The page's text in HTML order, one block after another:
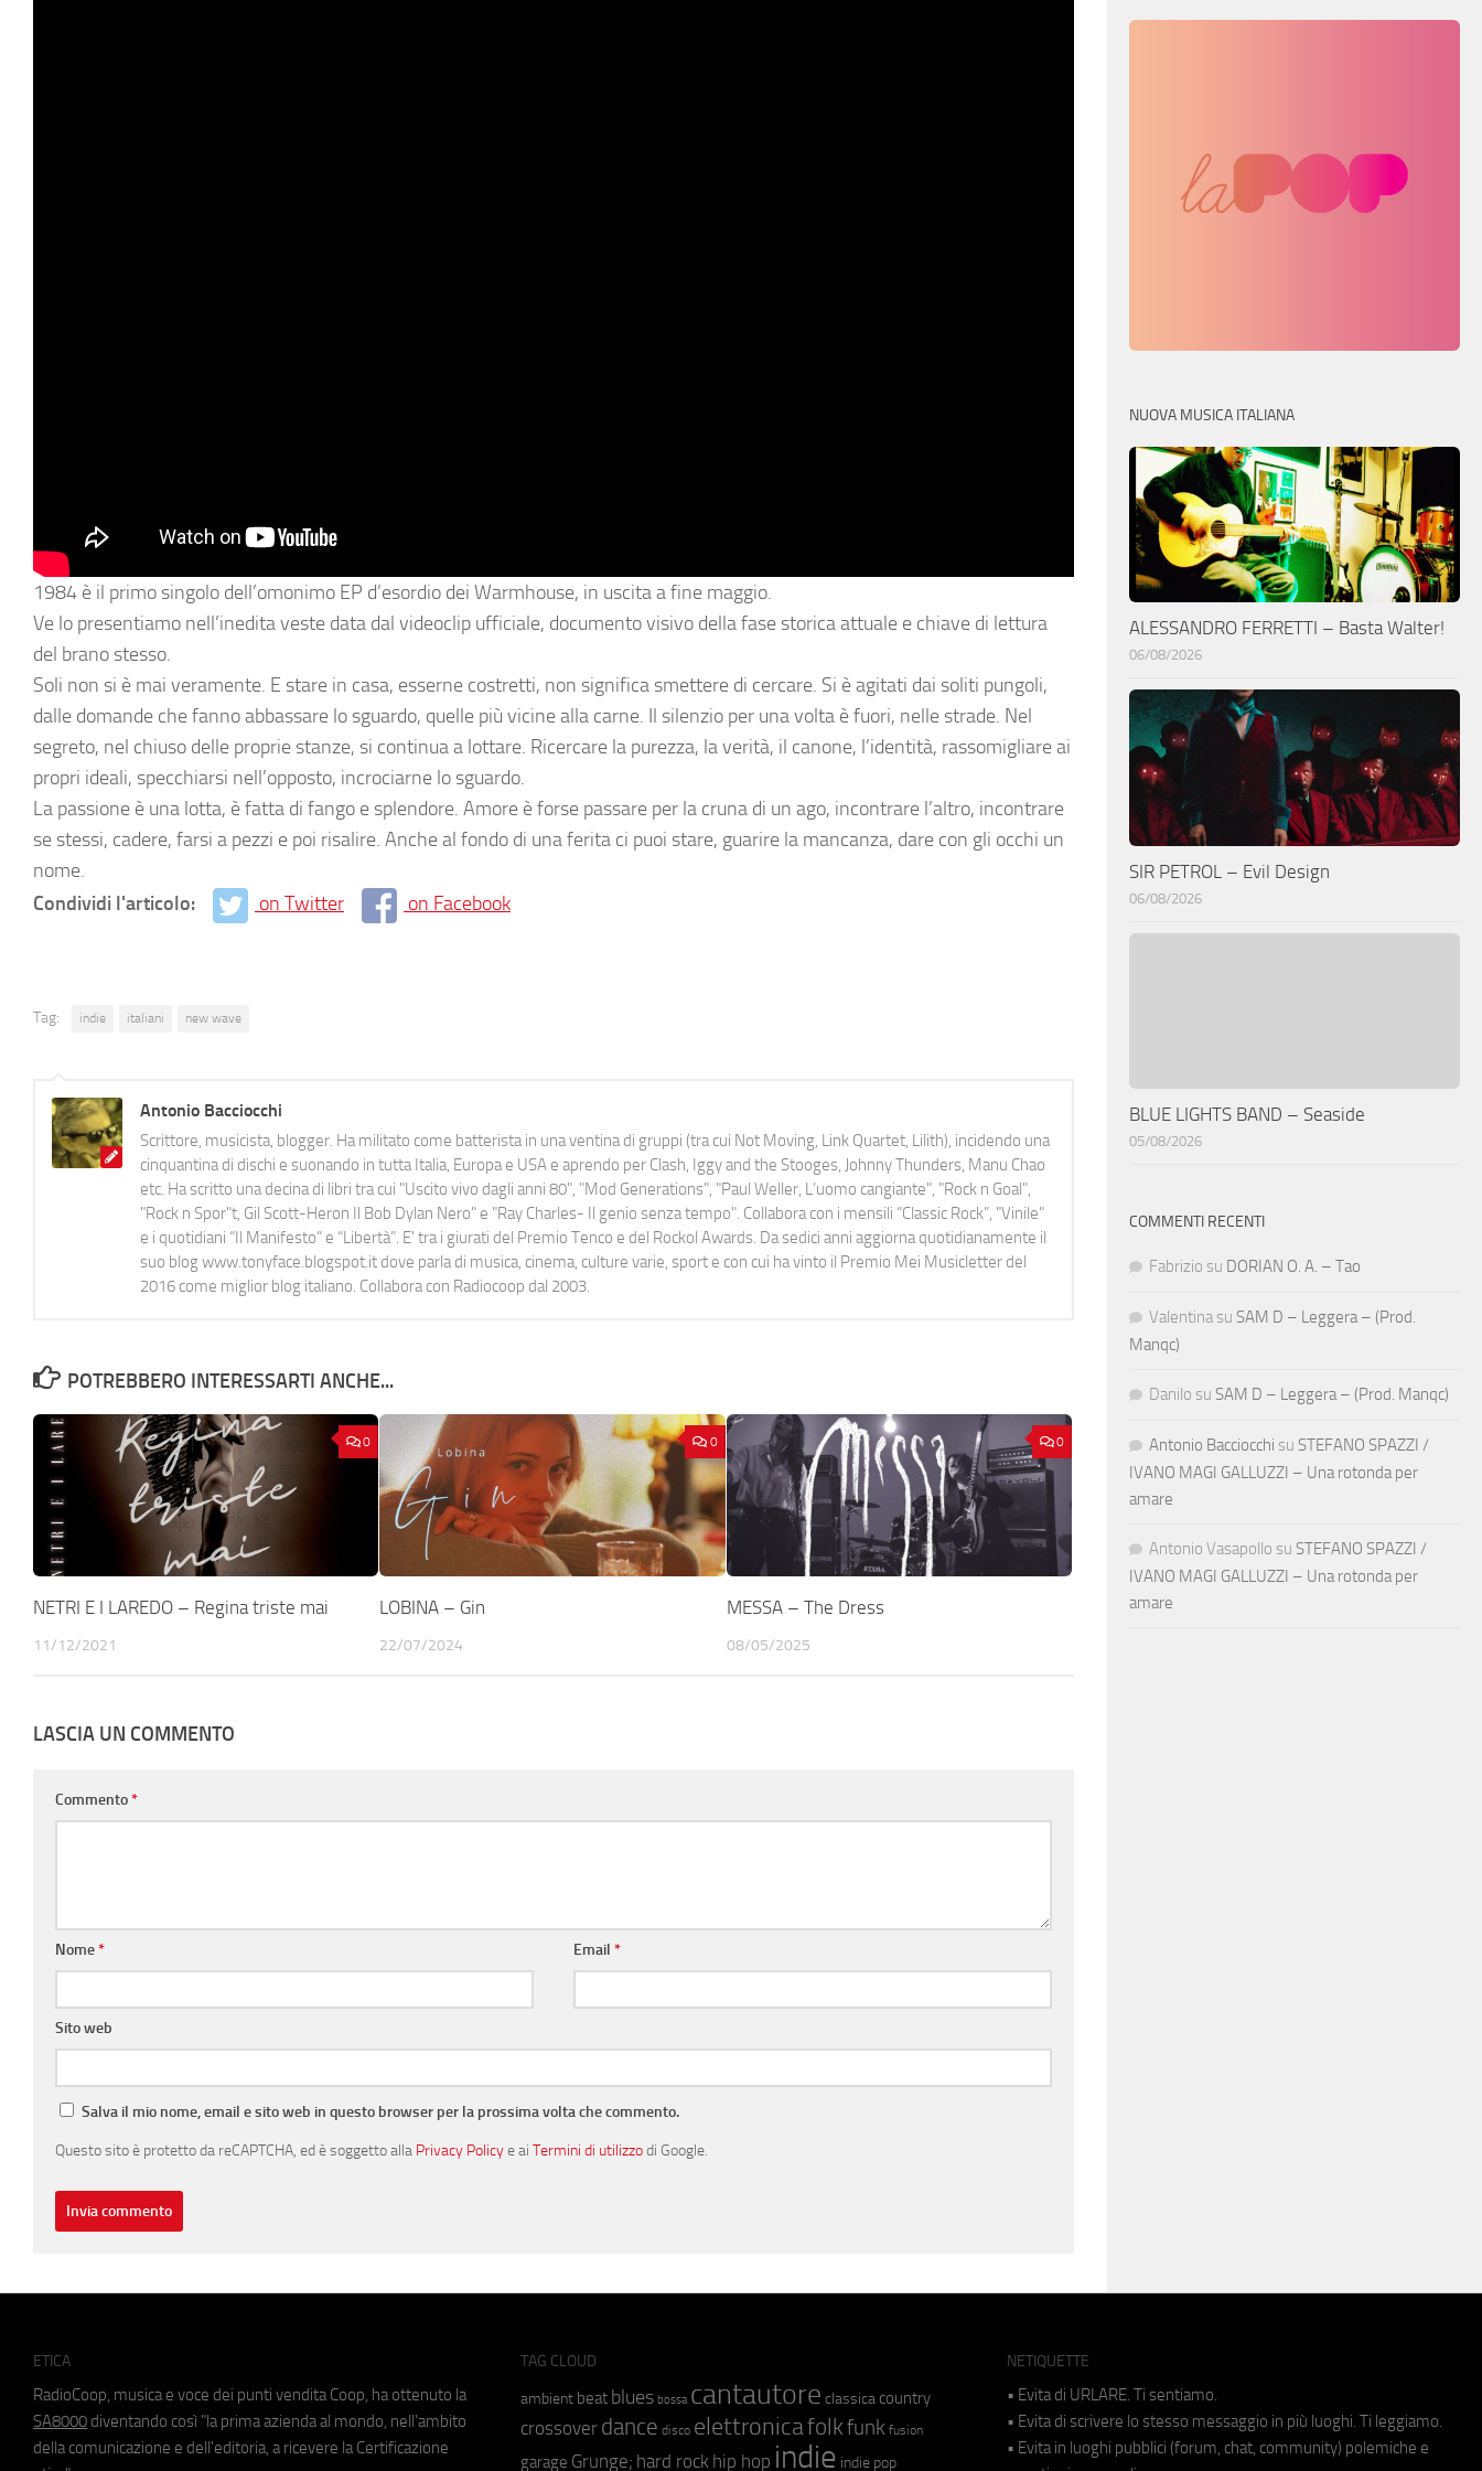
1984 è il primo singolo dell’omonimo EP d’esordio dei Warmhouse, in uscita a fine maggio.
Ve lo presentiamo nell’inedita veste data dal videoclip ufficiale, documento visivo della fase storica attuale e chiave di lettura
del brano stesso.
Soli non si è mai veramente. E stare in casa, esserne costretti, non significa smettere di cercare. Si è agitati dai soliti pungoli,
dalle domande che fanno abbassare lo sguardo, quelle più vicine alla carne. Il silenzio per una volta è fuori, nelle strade. Nel
segreto, nel chiuso delle proprie stanze, si continua a lottare. Ricercare la purezza, la verità, il canone, l’identità, rassomigliare ai
propri ideali, specchiarsi nell’opposto, incrociarne lo sguardo.
La passione è una lotta, è fatta di fango e splendore. Amore è forse passare per la cruna di un ago, incontrare l’altro, incontrare
se stessi, cadere, farsi a pezzi e poi risalire. Anche al fondo di una ferita ci puoi stare, guarire la mancanza, dare con gli occhi un
nome.
Condividi l'articolo:
on Twitter on Facebook
Tag: indie italiani new wave
Antonio Bacciocchi
Scrittore, musicista, blogger. Ha militato come batterista in una ventina di gruppi (tra cui Not Moving, Link Quartet, Lilith), incidendo una
cinquantina di dischi e suonando in tutta Italia, Europa e USA e aprendo per Clash, Iggy and the Stooges, Johnny Thunders, Manu Chao
etc. Ha scritto una decina di libri tra cui "Uscito vivo dagli anni 80", "Mod Generations", "Paul Weller, L’uomo cangiante", "Rock n Goal",
"Rock n Spor"t, Gil Scott-Heron Il Bob Dylan Nero" e "Ray Charles- Il genio senza tempo". Collabora con i mensili “Classic Rock”, "Vinile"
e i quotidiani “Il Manifesto” e “Libertà”. E' tra i giurati del Premio Tenco e del Rockol Awards. Da sedici anni aggiorna quotidianamente il
suo blog www.tonyface.blogspot.it dove parla di musica, cinema, culture varie, sport e con cui ha vinto il Premio Mei Musicletter del
2016 come miglior blog italiano. Collabora con Radiocoop dal 2003.
POTREBBERO INTERESSARTI ANCHE...
0
NETRI E I LAREDO – Regina triste mai
11/12/2021
0
LOBINA – Gin
22/07/2024
0
MESSA – The Dress
08/05/2025
LASCIA UN COMMENTO
Commento*
Nome* Email*
Sito web
Salva il mio nome, email e sito web in questo browser per la prossima volta che commento.
Questo sito è protetto da reCAPTCHA, ed è soggetto alla Privacy Policye ai Termini di utilizzodi Google.
NUOVA MUSICA ITALIANA
ALESSANDRO FERRETTI – Basta Walter!
06/08/2026
SIR PETROL – Evil Design
06/08/2026
BLUE LIGHTS BAND – Seaside
05/08/2026
COMMENTI RECENTI
Fabrizio su DORIAN O. A. – Tao
Valentina su SAM D – Leggera – (Prod.
Manqc)
Danilo su SAM D – Leggera – (Prod. Manqc)
Antonio Bacciocchi su STEFANO SPAZZI /
IVANO MAGI GALLUZZI – Una rotonda per
amare
Antonio Vasapollo su STEFANO SPAZZI /
IVANO MAGI GALLUZZI – Una rotonda per
amare
ETICA
RadioCoop, musica e voce dei punti vendita Coop, ha ottenuto la
SA8000 diventando così "la prima azienda al mondo, nell'ambito
della comunicazione e dell'editoria, a ricevere la Certificazione
TAG CLOUD
ambient beat blues bossa cantautore classica country
crossover dance disco elettronicafolkfunk fusion
garage Grunge; hard rock hip hop indie indie pop
NETIQUETTE
• Evita di URLARE. Ti sentiamo.
• Evita di scrivere lo stesso messaggio in più luoghi. Ti leggiamo.
• Evita in luoghi pubblici (forum, chat, community) polemiche e